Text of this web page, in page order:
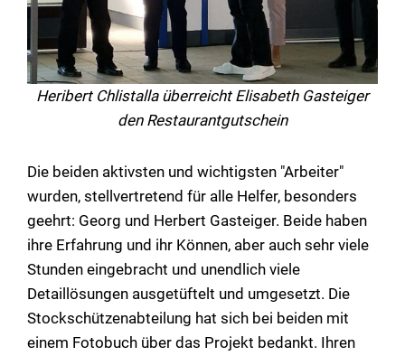
Heribert Chlistalla überreicht Elisabeth Gasteiger
den Restaurantgutschein
Die beiden aktivsten und wichtigsten "Arbeiter"
wurden, stellvertretend für alle Helfer, besonders
geehrt: Georg und Herbert Gasteiger. Beide haben
ihre Erfahrung und ihr Können, aber auch sehr viele
Stunden eingebracht und unendlich viele
Detaillösungen ausgetüftelt und umgesetzt. Die
Stockschützenabteilung hat sich bei beiden mit
einem Fotobuch über das Projekt bedankt. Ihren